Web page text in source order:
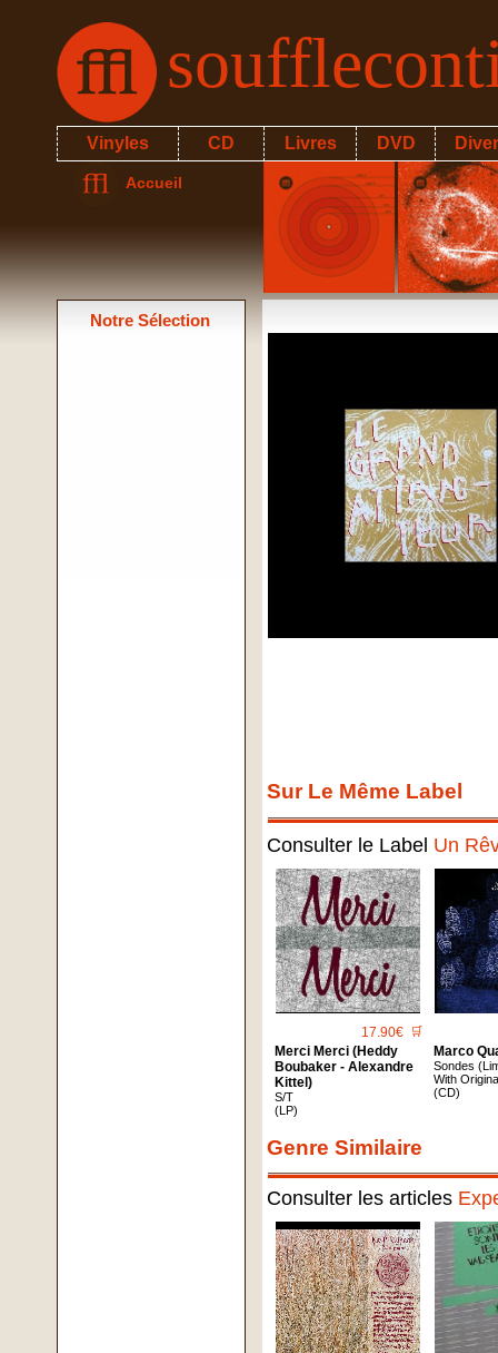
Vinyles CD Livres DVD
Accueil
Notre Sélection
Sur Le Même Label
Consulter le Label Un
17.90€ 🛒
Merci Merci (Heddy
Boubaker - Alexandre
Kittel)
S/T
(LP)
Marco
Sondes
With
(CD)
Genre Similaire
Consulter les articles